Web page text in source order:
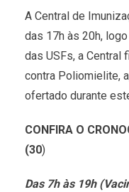
A Central de
das 17h às 20h,
das USFs, a Central
contra Poliomielite,
ofertado durante
CONFIRA O
(30)
Das 7h às 19h